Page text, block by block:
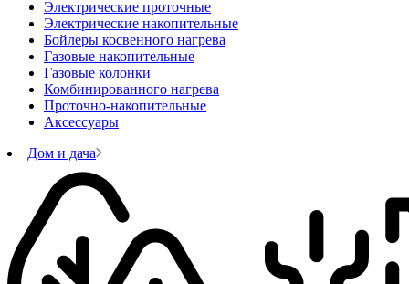
Электрические проточные
Электрические накопительные
Бойлеры косвенного нагрева
Газовые накопительные
Газовые колонки
Комбинированного нагрева
Проточно-накопительные
Аксессуары
Дом и дача